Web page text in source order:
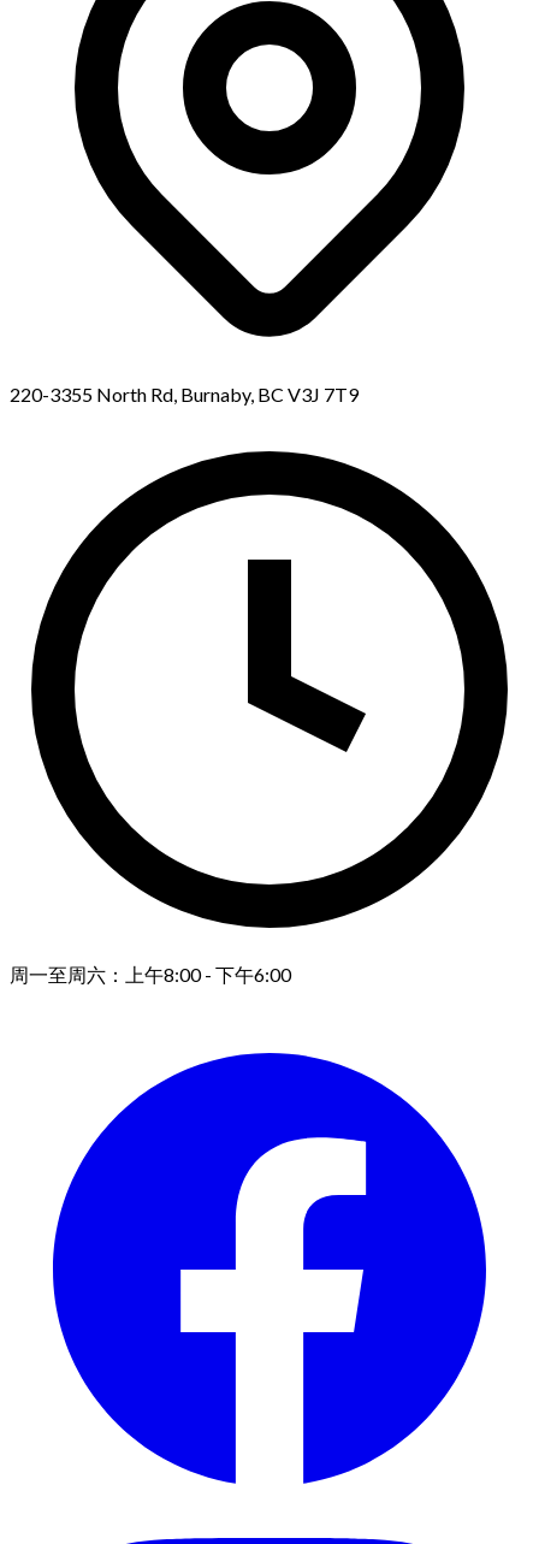
220-3355 North Rd, Burnaby, BC V3J 7T9
周一至周六：上午8:00 - 下午6:00